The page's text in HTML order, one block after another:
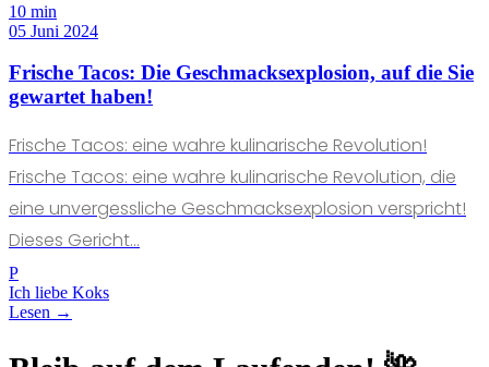
10 min
05 Juni 2024
Frische Tacos: Die Geschmacksexplosion, auf die Sie
gewartet haben!
Frische Tacos: eine wahre kulinarische Revolution!
Frische Tacos: eine wahre kulinarische Revolution, die
eine unvergessliche Geschmacksexplosion verspricht!
Dieses Gericht...
P
Ich liebe Koks
Lesen →